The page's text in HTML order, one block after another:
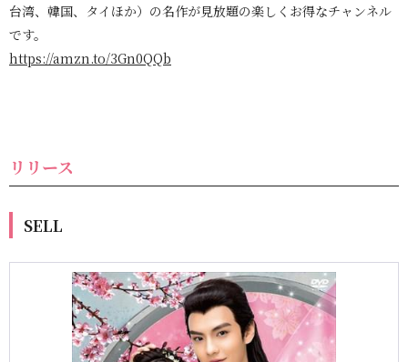
台湾、韓国、タイほか）の名作が見放題の楽しくお得なチャンネル
です。
https://amzn.to/3Gn0QQb
リリース
SELL